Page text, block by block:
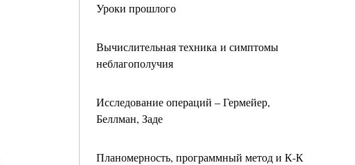
Уроки прошлого
Вычислительная техника и симптомы
неблагополучия
Исследование операций – Гермейер,
Беллман, Заде
Планомерность, программный метод и К-К